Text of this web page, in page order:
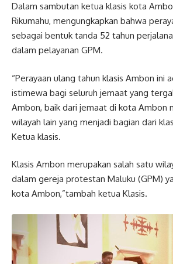
Dalam sambutan ketua klasis kota
Rikumahu, mengungkapkan bahwa
sebagai bentuk tanda 52 tahun
dalam pelayanan GPM.
“Perayaan ulang tahun klasis Ambon ini
istimewa bagi seluruh jemaat yang
Ambon, baik dari jemaat di kota Ambon
wilayah lain yang menjadi bagian dari
Ketua klasis.
Klasis Ambon merupakan salah satu
dalam gereja protestan Maluku (GPM)
kota Ambon,”tambah ketua Klasis.